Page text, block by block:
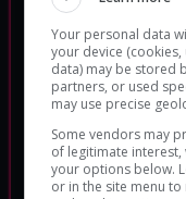
Your personal data
your device
data) may be stored
partners, or used
may use precise
Some vendors may
of legitimate
your options below.
or in the site menu